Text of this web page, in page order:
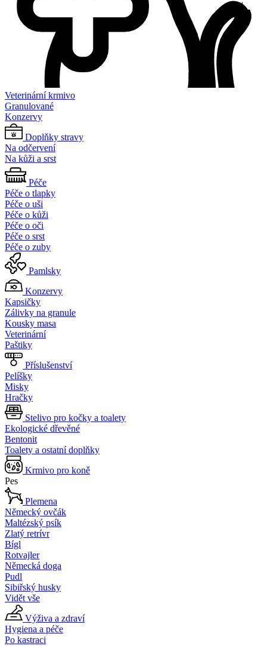
Veterinární krmivo
Granulované
Konzervy
Doplňky stravy
Na odčervení
Na kůži a srst
Péče
Péče o tlapky
Péče o uši
Péče o kůži
Péče o oči
Péče o srst
Péče o zuby
Pamlsky
Konzervy
Kapsičky
Zálivky na granule
Kousky masa
Veterinární
Paštiky
Příslušenství
Pelíšky
Misky
Hračky
Stelivo pro kočky a toalety
Ekologické dřevěné
Bentonit
Toalety a ostatní doplňky
Krmivo pro koně
Pes
Plemena
Německý ovčák
Maltézský psík
Zlatý retrívr
Bígl
Rotvajler
Německá doga
Pudl
Sibiřský husky
Vidět vše
Výživa a zdraví
Hygiena a péče
Po kastraci